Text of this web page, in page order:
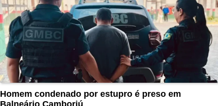
Homem condenado por estupro é preso em
Balneário Camboriú